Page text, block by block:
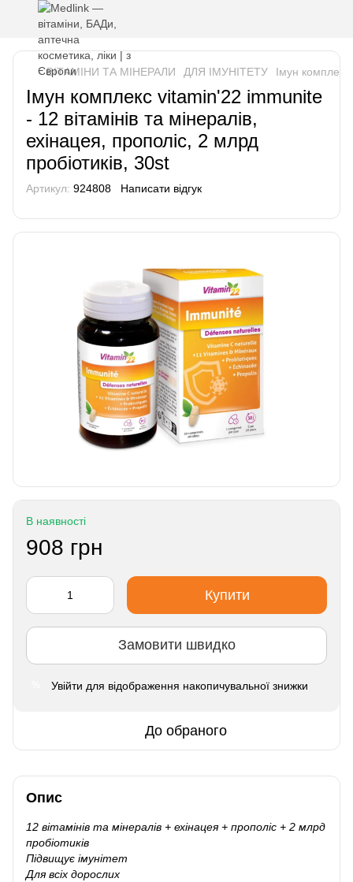
ВІТАМІНИ ТА МІНЕРАЛИ ДЛЯ ІМУНІТЕТУ Імун комплекс
Імун комплекс vitamin'22 immunite
- 12 вітамінів та мінералів,
ехінацея, прополіс, 2 млрд
пробіотиків, 30st
Артикул: 924808 Написати відгук
В наявності
908 грн
Купити
Замовити швидко
Увійти для відображення накопичувальної знижки
До обраного
Опис
12 вітамінів та мінералів + ехінацея+ прополіс + 2 млрд
пробіотиків
Підвищує імунітет
Для всіх дорослих